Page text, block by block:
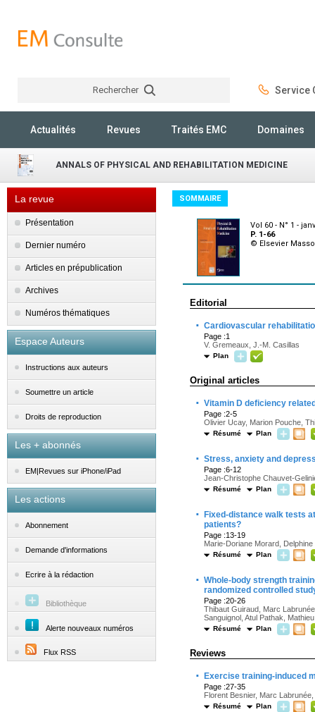
Rechercher Service
Actualités Revues Traités EMC Domaines
ANNALS OF PHYSICAL AND REHABILITATION MEDICINE
La revue
Présentation
Dernier numéro
Articles en prépublication
Archives
Numéros thématiques
Espace Auteurs
Instructions aux auteurs
Soumettre un article
Droits de reproduction
Les + abonnés
EM|Revues sur iPhone/iPad
Les actions
Abonnement
Demande d'informations
Ecrire à la rédaction
Bibliothèque
Alerte nouveaux numéros
Flux RSS
SOMMAIRE
Vol 60 - N° 1 -
P. 1-66
© Elsevier
Editorial
· Cardiovascular
Page :1
V. Gremeaux, J.-M. Casillas
Plan
Original articles
· Vitamin D deficiency
Page :2-5
Olivier Ucay, Marion Pouche,
Résumé Plan
· Stress, anxiety and
Page :6-12
Jean-Christophe Chauvet-
Résumé Plan
·
Fixed-distance walk tests
patients?
Page :13-19
Marie-Doriane Morard,
Résumé Plan
· Whole-body strength
randomized controlled
Page :20-26
Thibaut Guiraud, Marc
Sanguignol, Atul Pathak,
Résumé Plan
Reviews
· Exercise training-induced
Page :27-35
Florent Besnier, Marc
Résumé Plan